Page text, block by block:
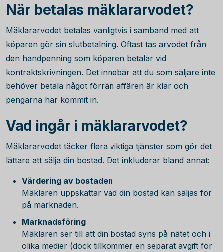
När betalas mäklararvodet?
Mäklararvodet betalas vanligtvis i samband med att
köparen gör sin slutbetalning. Oftast tas arvodet från
den handpenning som köparen betalar vid
kontraktskrivningen. Det innebär att du som säljare inte
behöver betala något förrän affären är klar och
pengarna har kommit in.
Vad ingår i mäklararvodet?
Mäklararvodet täcker flera viktiga tjänster som gör det
lättare att sälja din bostad. Det inkluderar bland annat:
Värdering av bostaden
Mäklaren uppskattar vad din bostad kan säljas för
på marknaden.
Marknadsföring
Mäklaren ser till att din bostad syns på nätet och i
olika medier (dock tillkommer en separat avgift för